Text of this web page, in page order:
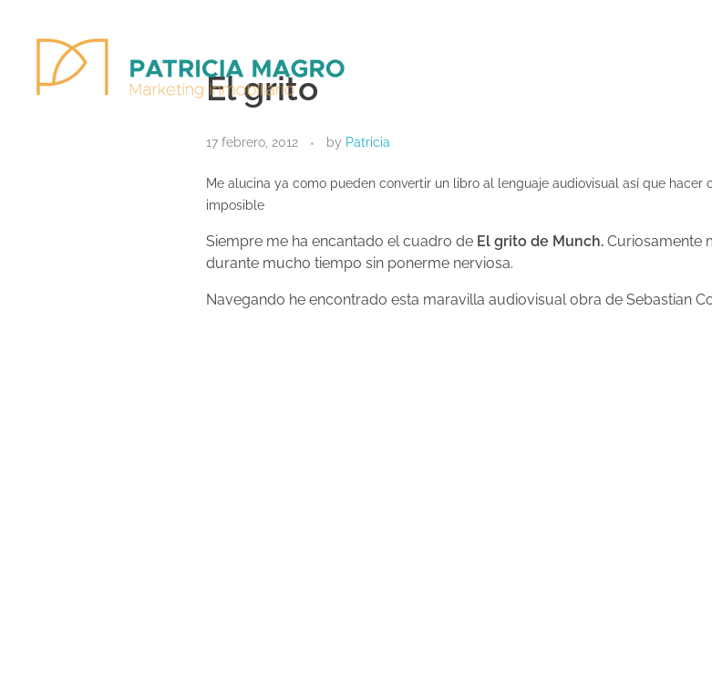
El grito
17 febrero, 2012 by Patricia
Me alucina ya como pueden convertir un libro al lenguaje audiovisual así que
imposible
Siempre me ha encantado el cuadro de El gritode Munch. Curiosamente
durante mucho tiempo sin ponerme nerviosa.
Navegando he encontrado esta maravilla audiovisual obra de Sebastian